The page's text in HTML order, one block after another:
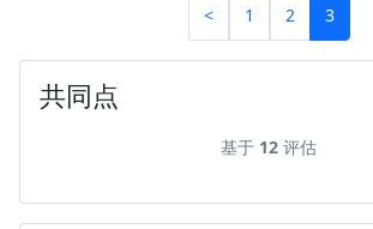
< 1 2 3
共同点
基于 12 评估